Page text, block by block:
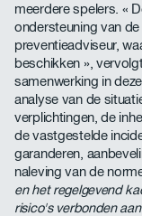
meerdere spelers. «
ondersteuning van
preventieadviseur,
beschikken »,
samenwerking in
analyse van de
verplichtingen, de
de vastgestelde
garanderen,
naleving van de
en het regelgevend
risico's verbonden